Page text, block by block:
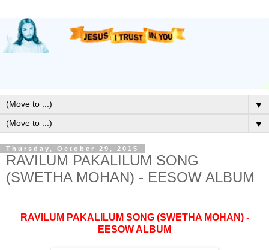
▼
▼
Thursday, October 29, 2015
RAVILUM PAKALILUM SONG
(SWETHA MOHAN) - EESOW ALBUM
RAVILUM PAKALILUM SONG (SWETHA MOHAN) -
EESOW ALBUM